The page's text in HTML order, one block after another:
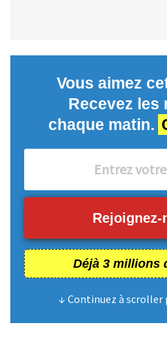
Vous aimez
Recevez les
chaque matin.
Rejoignez-
Déjà 3 millions
↓ Continuez à scroller